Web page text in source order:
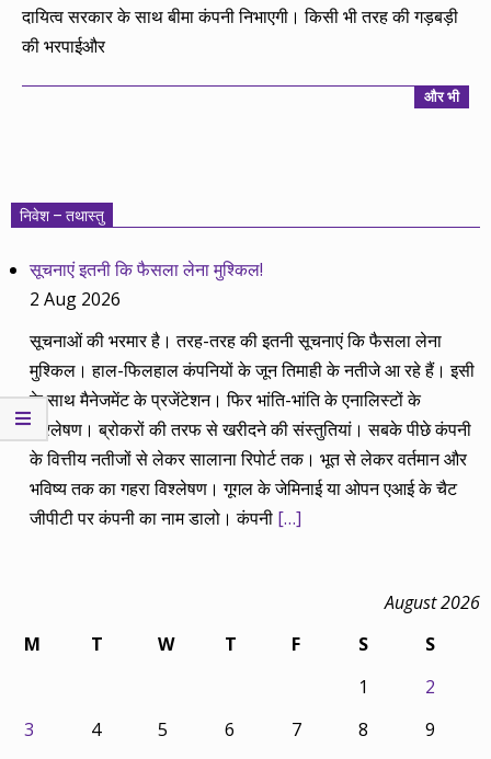
दायित्व सरकार के साथ बीमा कंपनी निभाएगी। किसी भी तरह की गड़बड़ी
की भरपाईऔर
और भी
निवेश – तथास्तु
सूचनाएं इतनी कि फैसला लेना मुश्किल!
2 Aug 2026
सूचनाओं की भरमार है। तरह-तरह की इतनी सूचनाएं कि फैसला लेना
मुश्किल। हाल-फिलहाल कंपनियों के जून तिमाही के नतीजे आ रहे हैं। इसी
के साथ मैनेजमेंट के प्रजेंटेशन। फिर भांति-भांति के एनालिस्टों के
विश्लेषण। ब्रोकरों की तरफ से खरीदने की संस्तुतियां। सबके पीछे कंपनी
के वित्तीय नतीजों से लेकर सालाना रिपोर्ट तक। भूत से लेकर वर्तमान और
भविष्य तक का गहरा विश्लेषण। गूगल के जेमिनाई या ओपन एआई के चैट
जीपीटी पर कंपनी का नाम डालो। कंपनी […]
August 2026
M
T W T F S
S
1
2
3
4 5 6 7 8
9